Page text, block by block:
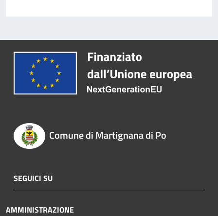
Comune di Martignana di Po
SEGUICI SU
AMMINISTRAZIONE